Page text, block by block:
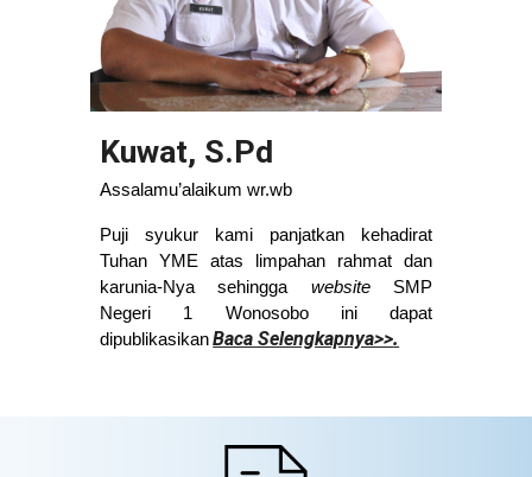
Kuwat, S.Pd
Assalamu’alaikum wr.wb
Puji syukur kami panjatkan kehadirat
Tuhan YME atas limpahan rahmat dan
karunia-Nya sehingga websiteSMP
Negeri 1 Wonosobo ini dapat
dipublikasikanBaca Selengkapnya>>.